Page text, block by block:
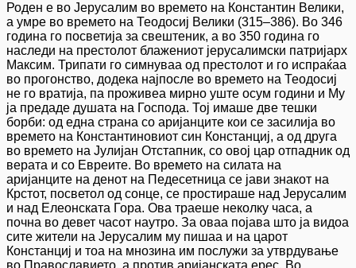
Роден е во Јерусалим во времето на Константин Велики,
а умре во времето на Теодосиј Велики (315–386). Во 346
година го посветија за свештеник, а во 350 година го
наследи на престолот блажениот јерусалимски патријарх
Максим. Трипати го симнуваа од престолот и го испраќаа
во прогонство, додека најпосле во времето на Теодосиј
не го вратија, па проживеа мирно уште осум години и Му
ја предаде душата на Господа. Тој имаше две тешки
борби: од една страна со аријанците кои се засилија во
времето на Константиновиот син Констанциј, а од друга
во времето на Јулијан Отстапник, со овој цар отпадник од
верата и со Евреите. Во времето на силата на
аријанците на денот на Педесетница се јави знакот на
Крстот, посветол од сонце, се простираше над Јерусалим
и над Елеонската Гора. Ова траеше неколку часа, а
почна во девет часот наутро. За оваа појава што ја видоа
сите жители на Јерусалим му пишаа и на царот
Констанциј и тоа на мнозина им послужи за утврдување